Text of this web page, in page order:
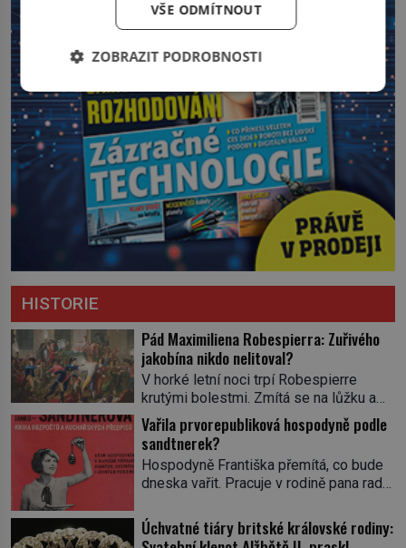
HISTORIE
Pád Maximiliena Robespierra: Zuřivého
jakobína nikdo nelitoval?
V horké letní noci trpí Robespierre
krutými bolestmi. Zmítá se na lůžku a
hlavou mu víří kolotoč myšlenek. Když
se probere z mdlob, vzpomene si na
jednu z pařížských jasnovidek, kterou
před lety navštívil. Prorokovala mu
tragický osud. Tehdy se jí vysmál.
prohlásil o něm jiný významný
francouzský revolucionář, Honoré de
Vařila prvorepubliková hospodyně podle
sandtnerek?
Hospodyně Františka přemítá, co bude
dneska vařit. Pracuje v rodině pana rady
rychle v jedné ze „sandtnerek“.
„Zaplaťpánbůh, že už nemusíme chodit
Úchvatné tiáry britské královské rodiny:
VŠE ODMÍTNOUT
ZOBRAZIT PODROBNOSTI